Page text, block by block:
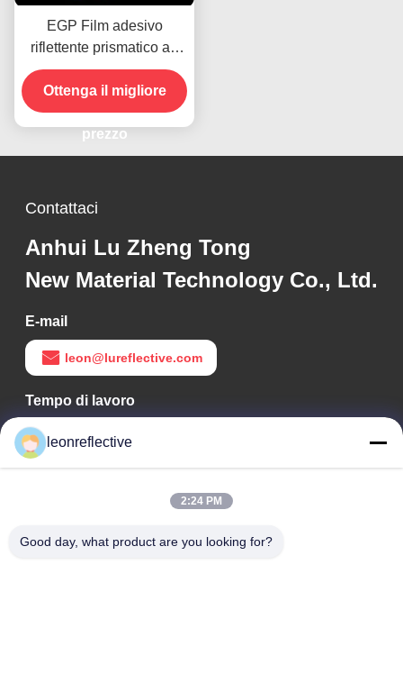
EGP Film adesivo
riflettente prismatico ad
alta intensità per fogli di
vinile
Ottenga il migliore
prezzo
Contattaci
Anhui Lu Zheng Tong
New Material Technology Co., Ltd.
E-mail
leon@lureflective.com
Tempo di lavoro
9:00-18:00
Il nostro indirizzo
zona ad alta tecnologia, Hefei, Anhui, Cina
leonreflective
2:24 PM
Good day, what product are you looking for?